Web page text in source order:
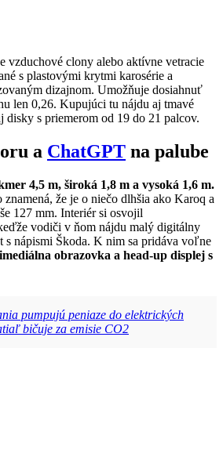
vzduchové clony alebo aktívne vetracie
s plastovými krytmi karosérie a
dizajnom. Umožňuje dosiahnuť
len 0,26. Kupujúci tu nájdu aj tmavé
disky s priemerom od 19 do 21 palcov.
a ChatGPT na palube
4,5 m, široká 1,8 m a vysoká 1,6 m.
znamená, že je o niečo dlhšia ako Karoq a
127 mm. Interiér si osvojil
vodiči v ňom nájdu malý digitálny
s nápismi Škoda. K nim sa pridáva voľne
obrazovka a head-up displej s
pumpujú peniaze do elektrických
bičuje za emisie CO2